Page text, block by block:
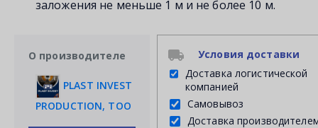
заложения не меньше 1 м и не более 10 м.
О производителе
PLAST INVEST
PRODUCTION, ТОО
Условия доставки
Доставка логистической
компанией
Самовывоз
Доставка